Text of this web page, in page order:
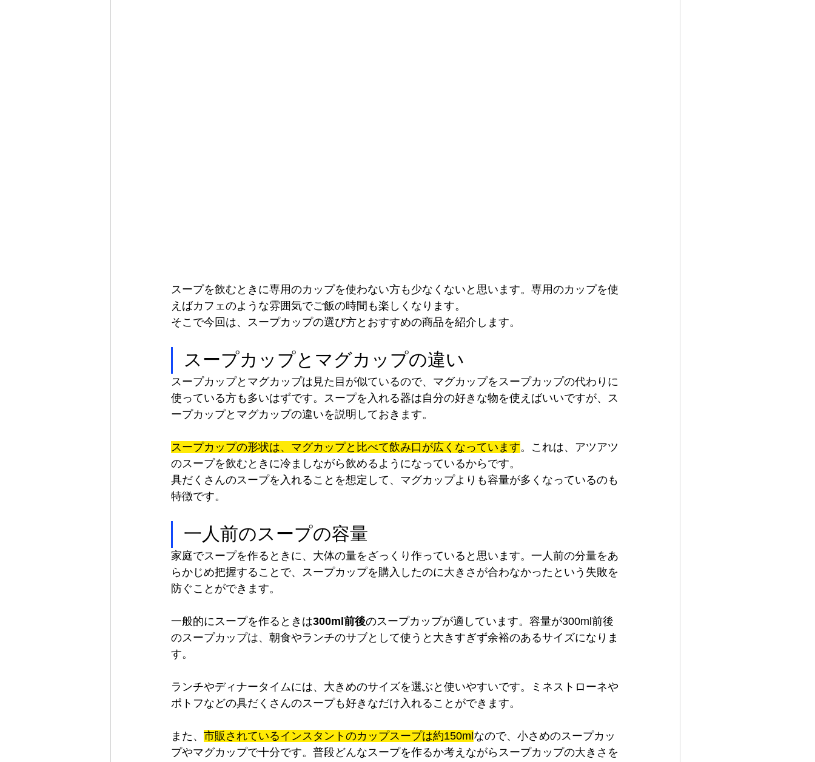
スープを飲むときに専用のカップを使わない方も少なくないと思います。専用のカップを使
えばカフェのような雰囲気でご飯の時間も楽しくなります。
そこで今回は、スープカップの選び方とおすすめの商品を紹介します。
スープカップとマグカップの違い
スープカップとマグカップは見た目が似ているので、マグカップをスープカップの代わりに
使っている方も多いはずです。スープを入れる器は自分の好きな物を使えばいいですが、ス
ープカップとマグカップの違いを説明しておきます。
スープカップの形状は、マグカップと比べて飲み口が広くなっています。これは、アツアツ
のスープを飲むときに冷ましながら飲めるようになっているからです。
具だくさんのスープを入れることを想定して、マグカップよりも容量が多くなっているのも
特徴です。
一人前のスープの容量
家庭でスープを作るときに、大体の量をざっくり作っていると思います。一人前の分量をあ
らかじめ把握することで、スープカップを購入したのに大きさが合わなかったという失敗を
防ぐことができます。
一般的にスープを作るときは300ml前後のスープカップが適しています。容量が300ml前後
のスープカップは、朝食やランチのサブとして使うと大きすぎず余裕のあるサイズになりま
す。
ランチやディナータイムには、大きめのサイズを選ぶと使いやすいです。ミネストローネや
ポトフなどの具だくさんのスープも好きなだけ入れることができます。
また、 市販されているインスタントのカップスープは約150ml なので、小さめのスープカッ
プやマグカップで十分です。普段どんなスープを作るか考えながらスープカップの大きさを